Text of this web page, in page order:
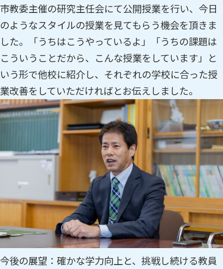
市教委主催の研究主任会にて公開授業を行い、今日
のようなスタイルの授業を見てもらう機会を頂きま
した。「うちはこうやっているよ」「うちの課題は
こういうことだから、こんな授業をしています」と
いう形で他校に紹介し、それぞれの学校に合った授
業改善をしていただければとお伝えしました。
今後の展望：確かな学力向上と、挑戦し続ける教員